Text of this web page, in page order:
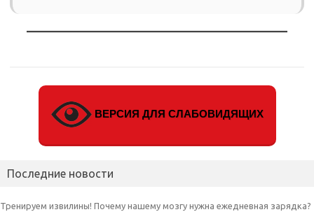
ВЕРСИЯ ДЛЯ СЛАБОВИДЯЩИХ
Последние новости
Тренируем извилины! Почему нашему мозгу нужна ежедневная зарядка?